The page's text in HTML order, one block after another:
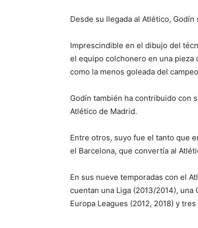
Desde su llegada al Atlético,
Imprescindible en el dibujo del
el equipo colchonero en una pieza
como la menos goleada del
Godín también ha contribuido con
Atlético de Madrid.
Entre otros, suyo fue el tanto que
el Barcelona, que convertía al
En sus nueve temporadas con el
cuentan una Liga (2013/2014), una
Europa Leagues (2012, 2018) y